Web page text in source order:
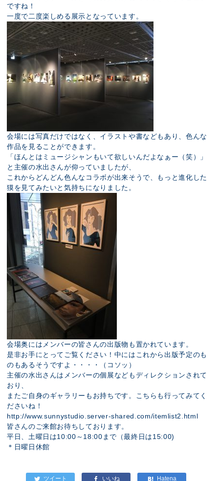
ですね！
一度で二度楽しめる展示となっています。
会場には写真だけではなく、イラストや書などもあり、色んな
作品を見ることができます。
「ほんとはミュージシャンもいて欲しいんだよなぁー（笑）」
と主催の水出さんが仰っていましたが、
これからどんどん色んなコラボが出来そうで、もっと進化した
獏を見てみたいと気持ちになりました。
会場奥にはメンバーの皆さんの出版物も置かれています。
是非お手にとってご覧ください！中にはこれから出版予定のも
のもあるそうですよ・・・・（コソッ）
主催の水出さんはメンバーの個展などもディレクションされて
おり、
またご自身のギャラリーもお持ちです。こちらも行ってみてく
ださいね！
http://www.sunnystudio.server-shared.com/itemlist2.html
皆さんのご来館お待ちしております。
平日、土曜日は10:00～18:00まで（最終日は15:00)
＊日曜日休館